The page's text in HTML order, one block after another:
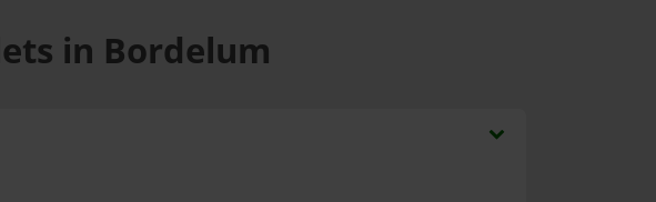
in Bordelum